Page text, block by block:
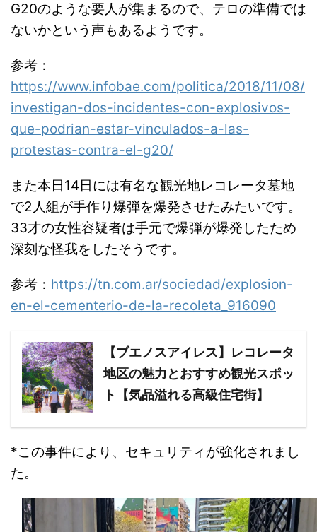
G20のような要人が集まるので、テロの準備では
ないかという声もあるようです。
参考：
https://www.infobae.com/politica/2018/11/08/
investigan-dos-incidentes-con-explosivos-
que-podrian-estar-vinculados-a-las-
protestas-contra-el-g20/
また本日14日には有名な観光地レコレータ墓地
で2人組が手作り爆弾を爆発させたみたいです。
33才の女性容疑者は手元で爆弾が爆発したため
深刻な怪我をしたそうです。
参考： https://tn.com.ar/sociedad/explosion-
en-el-cementerio-de-la-recoleta_916090
【ブエノスアイレス】レコレータ
地区の魅力とおすすめ観光スポッ
ト【気品溢れる高級住宅街】
*この事件により、セキュリティが強化されまし
た。